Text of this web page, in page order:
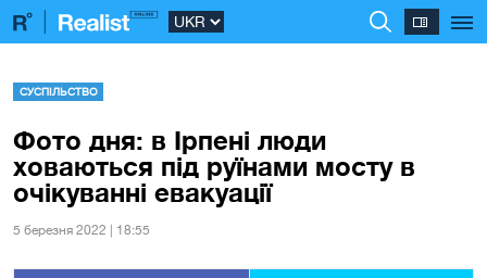
СУСПІЛЬСТВО
Фото дня: в Ірпені люди
ховаються під руїнами мосту в
очікуванні евакуації
5 березня 2022 | 18:55